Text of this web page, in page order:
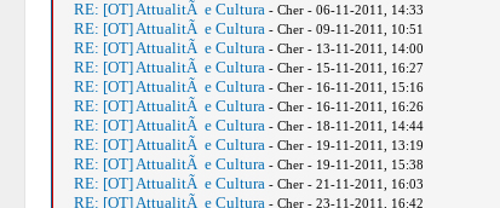
RE: [OT] AttualitÃ e Cultura - Cher - 06-11-2011, 14:33
RE: [OT] AttualitÃ e Cultura - Cher - 09-11-2011, 10:51
RE: [OT] AttualitÃ e Cultura - Cher - 13-11-2011, 14:00
RE: [OT] AttualitÃ e Cultura - Cher - 15-11-2011, 16:27
RE: [OT] AttualitÃ e Cultura - Cher - 16-11-2011, 15:16
RE: [OT] AttualitÃ e Cultura - Cher - 16-11-2011, 16:26
RE: [OT] AttualitÃ e Cultura - Cher - 18-11-2011, 14:44
RE: [OT] AttualitÃ e Cultura - Cher - 19-11-2011, 13:19
RE: [OT] AttualitÃ e Cultura - Cher - 19-11-2011, 15:38
RE: [OT] AttualitÃ e Cultura - Cher - 21-11-2011, 16:03
RE: [OT] AttualitÃ e Cultura - Cher - 23-11-2011, 16:42